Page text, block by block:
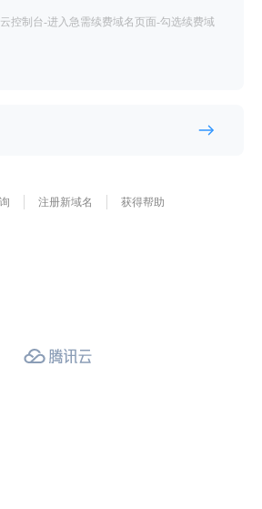
控制台-进入急需续费域名页面-勾选续费域
注册新域名 获得帮助